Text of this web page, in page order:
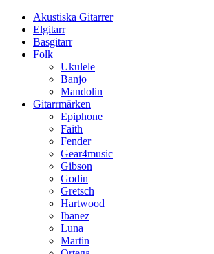
Akustiska Gitarrer
Elgitarr
Basgitarr
Folk
Ukulele
Banjo
Mandolin
Gitarrmärken
Epiphone
Faith
Fender
Gear4music
Gibson
Godin
Gretsch
Hartwood
Ibanez
Luna
Martin